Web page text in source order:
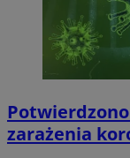
zarażenia